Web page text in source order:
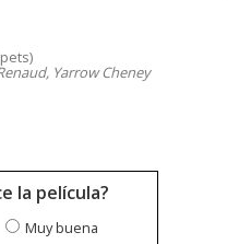
Yarrow Cheney
la película?
Muy buena